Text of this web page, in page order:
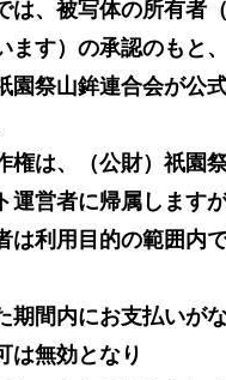
、被写体の所有者
ます）の承認のもと、
祭山鉾連合会が公
は、（公財）祇園
運営者に帰属しますが
利用目的の範囲内
間内にお支払いが
は無効となり